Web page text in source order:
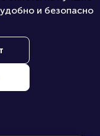
и безопасно